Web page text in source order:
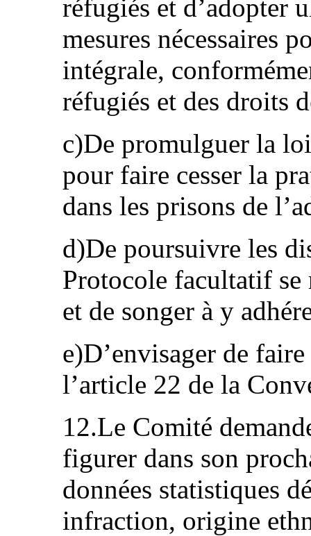
réfugiés et d’adopter
mesures nécessaires
intégrale,
réfugiés et des droits
c)De promulguer la
pour faire cesser la
dans les prisons de
d)De poursuivre les
Protocole facultatif
et de songer à y
e)D’envisager de
l’article 22 de la
12.Le Comité
figurer dans son
données statistiques
infraction, origine